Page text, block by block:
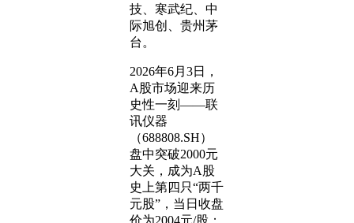
技、寒武纪、中
际旭创、贵州茅
台。
2026年6月3日，
A股市场迎来历
史性一刻——联
讯仪器
（688808.SH）
盘中突破2000元
大关，成为A股
史上第四只“两千
元股”，当日收盘
价为2004元/股；